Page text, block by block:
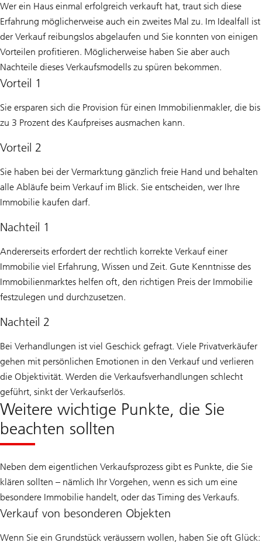
Wer ein Haus einmal erfolgreich verkauft hat, traut sich diese
Erfahrung möglicherweise auch ein zweites Mal zu. Im Idealfall ist
der Verkauf reibungslos abgelaufen und Sie konnten von einigen
Vorteilen profitieren. Möglicherweise haben Sie aber auch
Nachteile dieses Verkaufsmodells zu spüren bekommen.
Vorteil 1
Sie ersparen sich die Provision für einen Immobilienmakler, die bis
zu 3 Prozent des Kaufpreises ausmachen kann.
Vorteil 2
Sie haben bei der Vermarktung gänzlich freie Hand und behalten
alle Abläufe beim Verkauf im Blick. Sie entscheiden, wer Ihre
Immobilie kaufen darf.
Nachteil 1
Andererseits erfordert der rechtlich korrekte Verkauf einer
Immobilie viel Erfahrung, Wissen und Zeit. Gute Kenntnisse des
Immobilienmarktes helfen oft, den richtigen Preis der Immobilie
festzulegen und durchzusetzen.
Nachteil 2
Bei Verhandlungen ist viel Geschick gefragt. Viele Privatverkäufer
gehen mit persönlichen Emotionen in den Verkauf und verlieren
die Objektivität. Werden die Verkaufsverhandlungen schlecht
geführt, sinkt der Verkaufserlös.
Weitere wichtige Punkte, die Sie
beachten sollten
Neben dem eigentlichen Verkaufsprozess gibt es Punkte, die Sie
klären sollten – nämlich Ihr Vorgehen, wenn es sich um eine
besondere Immobilie handelt, oder das Timing des Verkaufs.
Verkauf von besonderen Objekten
Wenn Sie ein Grundstück veräussern wollen, haben Sie oft Glück: